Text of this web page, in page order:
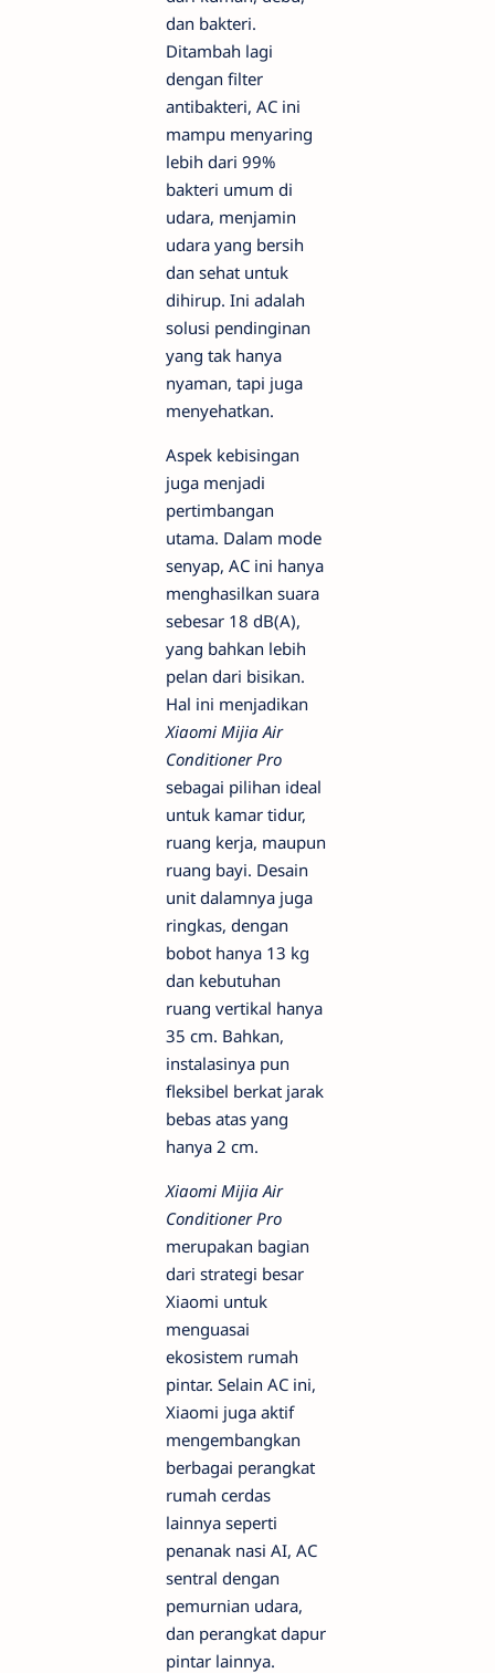
dan bakteri.
Ditambah lagi
dengan filter
antibakteri, AC ini
mampu menyaring
lebih dari 99%
bakteri umum di
udara, menjamin
udara yang bersih
dan sehat untuk
dihirup. Ini adalah
solusi pendinginan
yang tak hanya
nyaman, tapi juga
menyehatkan.
Aspek kebisingan
juga menjadi
pertimbangan
utama. Dalam mode
senyap, AC ini hanya
menghasilkan suara
sebesar 18 dB(A),
yang bahkan lebih
pelan dari bisikan.
Hal ini menjadikan
Xiaomi Mijia Air
Conditioner Pro
sebagai pilihan ideal
untuk kamar tidur,
ruang kerja, maupun
ruang bayi. Desain
unit dalamnya juga
ringkas, dengan
bobot hanya 13 kg
dan kebutuhan
ruang vertikal hanya
35 cm. Bahkan,
instalasinya pun
fleksibel berkat jarak
bebas atas yang
hanya 2 cm.
Xiaomi Mijia Air
Conditioner Pro
merupakan bagian
dari strategi besar
Xiaomi untuk
menguasai
ekosistem rumah
pintar. Selain AC ini,
Xiaomi juga aktif
mengembangkan
berbagai perangkat
rumah cerdas
lainnya seperti
penanak nasi AI, AC
sentral dengan
pemurnian udara,
dan perangkat dapur
pintar lainnya.